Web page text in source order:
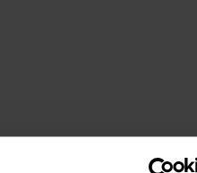
något av stadsnäten i tabellen